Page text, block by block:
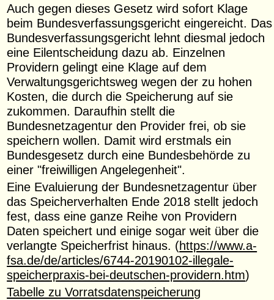
Auch gegen dieses Gesetz wird sofort Klage
beim Bundesverfassungsgericht eingereicht. Das
Bundesverfassungsgericht lehnt diesmal jedoch
eine Eilentscheidung dazu ab. Einzelnen
Providern gelingt eine Klage auf dem
Verwaltungsgerichtsweg wegen der zu hohen
Kosten, die durch die Speicherung auf sie
zukommen. Daraufhin stellt die
Bundesnetzagentur den Provider frei, ob sie
speichern wollen. Damit wird erstmals ein
Bundesgesetz durch eine Bundesbehörde zu
einer "freiwilligen Angelegenheit".
Eine Evaluierung der Bundesnetzagentur über
das Speicherverhalten Ende 2018 stellt jedoch
fest, dass eine ganze Reihe von Providern
Daten speichert und einige sogar weit über die
verlangte Speicherfrist hinaus. (https://www.a-
fsa.de/de/articles/6744-20190102-illegale-
speicherpraxis-bei-deutschen-providern.htm)
Tabelle zu Vorratsdatenspeicherung